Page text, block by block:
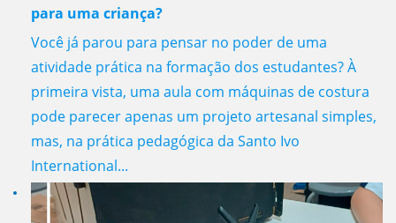
para uma criança?
Você já parou para pensar no poder de uma
atividade prática na formação dos estudantes? À
primeira vista, uma aula com máquinas de costura
pode parecer apenas um projeto artesanal simples,
mas, na prática pedagógica da Santo Ivo
International...